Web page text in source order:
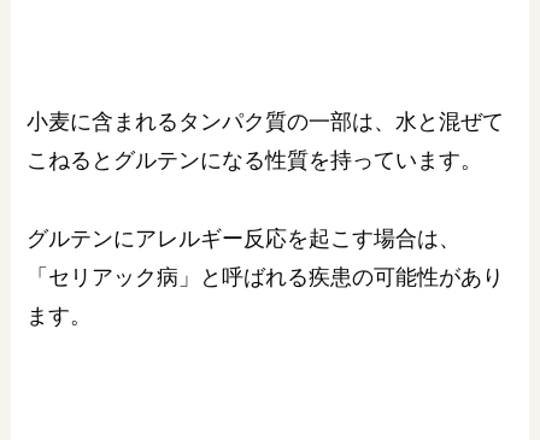
小麦に含まれるタンパク質の一部は、水と混ぜて
こねるとグルテンになる性質を持っています。
グルテンにアレルギー反応を起こす場合は、
「セリアック病」と呼ばれる疾患の可能性があり
ます。